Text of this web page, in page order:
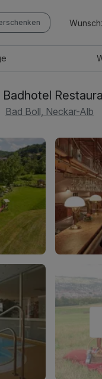
Badhotel
Bad Boll, Neckar-Alb